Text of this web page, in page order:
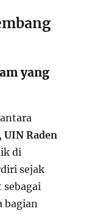
yang
UIN Raden
di
sejak
sebagai
bagian